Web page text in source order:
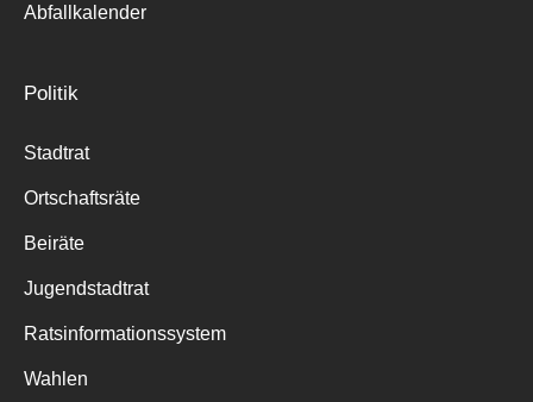
Abfallkalender
Politik
Stadtrat
Ortschaftsräte
Beiräte
Jugendstadtrat
Ratsinformationssystem
Wahlen